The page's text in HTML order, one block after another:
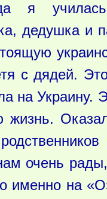
я
дедушка и
с дядей.
на Украину.
жизнь.
очень
именно на